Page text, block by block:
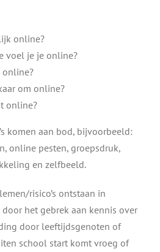
online?
voel je je online?
online?
om online?
online?
komen aan bod, bijvoorbeeld:
online pesten, groepsdruk,
en zelfbeeld.
risico’s ontstaan in
het gebrek aan kennis over
door leeftijdsgenoten of
school start komt vroeg of